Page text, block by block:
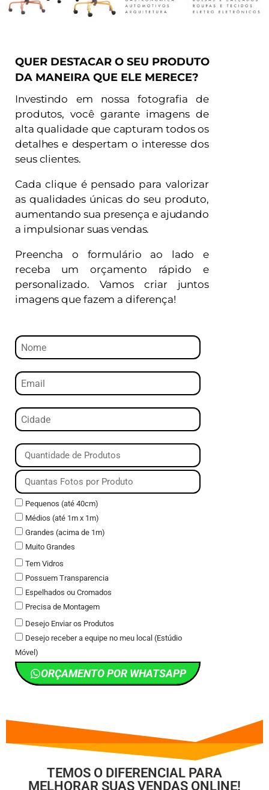
QUER DESTACAR O SEU PRODUTO
DA MANEIRA QUE ELE MERECE?
Investindo em nossa fotografia de
produtos, você garante imagens de
alta qualidade que capturam todos os
detalhes e despertam o interesse dos
seus clientes.
Cada clique é pensado para valorizar
as qualidades únicas do seu produto,
aumentando sua presença e ajudando
a impulsionar suas vendas.
Preencha o formulário ao lado e
receba um orçamento rápido e
personalizado. Vamos criar juntos
imagens que fazem a diferença!
Pequenos (até 40cm)
Médios (até 1m x 1m)
Grandes (acima de 1m)
Muito Grandes
Tem Vidros
Possuem Transparencia
Espelhados ou Cromados
Precisa de Montagem
Desejo Enviar os Produtos
Desejo receber a equipe no meu local (Estúdio
Móvel)
ORÇAMENTO POR WHATSAPP
TEMOS O DIFERENCIAL PARA
MELHORAR SUAS VENDAS ONLINE!